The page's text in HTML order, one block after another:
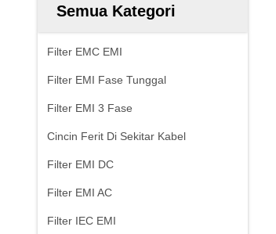
Semua Kategori
Filter EMC EMI
Filter EMI Fase Tunggal
Filter EMI 3 Fase
Cincin Ferit Di Sekitar Kabel
Filter EMI DC
Filter EMI AC
Filter IEC EMI